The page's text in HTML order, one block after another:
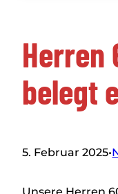
Herren
belegt
5. Februar 2025•